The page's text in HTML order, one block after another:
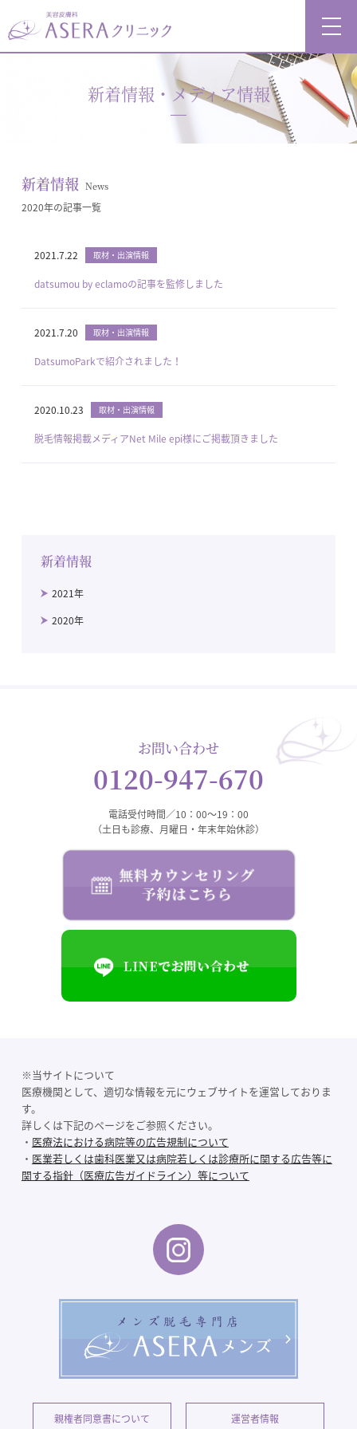
新着情報・メディア情報
新着情報 News
2020年の記事一覧
2021.7.22 取材・出演情報
datsumou by eclamoの記事を監修しました
2021.7.20 取材・出演情報
DatsumoParkで紹介されました！
2020.10.23 取材・出演情報
脱毛情報掲載メディアNet Mile epi様にご掲載頂きました
新着情報
2021年
2020年
お問い合わせ
0120-947-670
電話受付時間／10：00～19：00
（土日も診療、月曜日・年末年始休診）
※当サイトについて
医療機関として、適切な情報を元にウェブサイトを運営しておりま
す。
詳しくは下記のページをご参照ください。
・ 医療法における病院等の広告規制について
・ 医業若しくは歯科医業又は病院若しくは診療所に関する広告等に
関する指針（医療広告ガイドライン）等について
親権者同意書について 運営者情報